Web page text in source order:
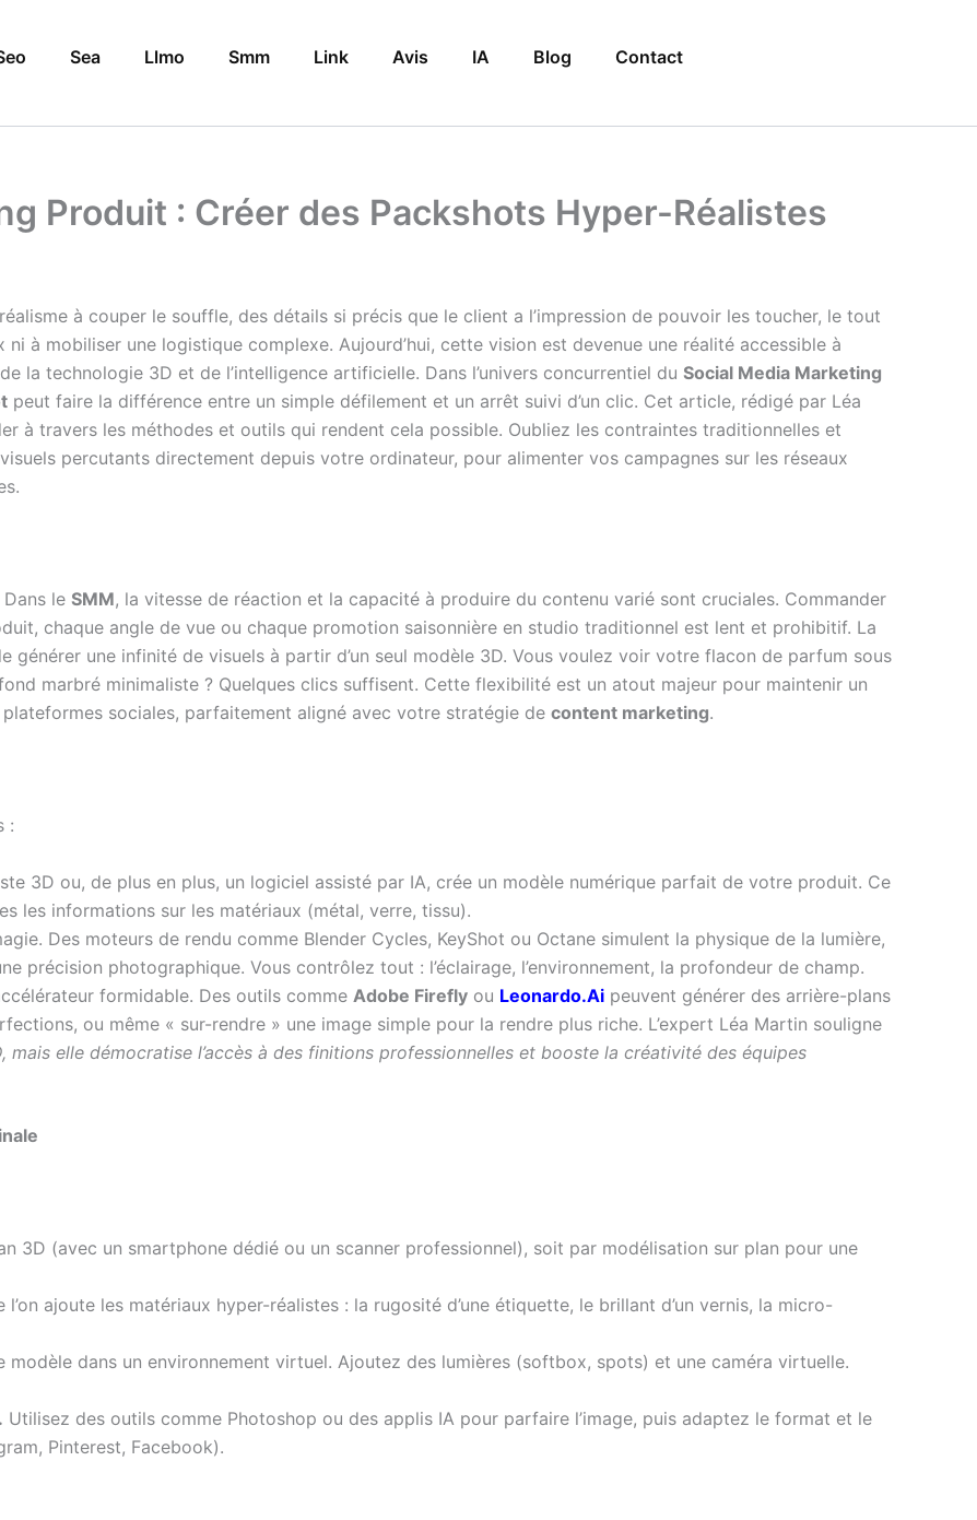
Sea Llmo Smm Link Avis IA Blog Contact
Produit : Créer des Packshots Hyper-Réalistes
à couper le souffle, des détails si précis que le client a l’impression de pouvoir les toucher, le tout
à mobiliser une logistique complexe. Aujourd’hui, cette vision est devenue une réalité accessible à
la technologie 3D et de l’intelligence artificielle. Dans l’univers concurrentiel du Social Media Marketing
peut faire la différence entre un simple défilement et un arrêt suivi d’un clic. Cet article, rédigé par Léa
à travers les méthodes et outils qui rendent cela possible. Oubliez les contraintes traditionnelles et
percutants directement depuis votre ordinateur, pour alimenter vos campagnes sur les réseaux
le SMM, la vitesse de réaction et la capacité à produire du contenu varié sont cruciales. Commander
chaque angle de vue ou chaque promotion saisonnière en studio traditionnel est lent et prohibitif. La
générer une infinité de visuels à partir d’un seul modèle 3D. Vous voulez voir votre flacon de parfum sous
marbré minimaliste ? Quelques clics suffisent. Cette flexibilité est un atout majeur pour maintenir un
sociales, parfaitement aligné avec votre stratégie de content marketing.
:
3D ou, de plus en plus, un logiciel assisté par IA, crée un modèle numérique parfait de votre produit. Ce
les informations sur les matériaux (métal, verre, tissu).
Des moteurs de rendu comme Blender Cycles, KeyShot ou Octane simulent la physique de la lumière,
précision photographique. Vous contrôlez tout : l’éclairage, l’environnement, la profondeur de champ.
formidable. Des outils comme Adobe Firefly ou Leonardo.Ai peuvent générer des arrière-plans
ou même « sur-rendre » une image simple pour la rendre plus riche. L’expert Léa Martin souligne
mais elle démocratise l’accès à des finitions professionnelles et booste la créativité des équipes
3D (avec un smartphone dédié ou un scanner professionnel), soit par modélisation sur plan pour une
l’on ajoute les matériaux hyper-réalistes : la rugosité d’une étiquette, le brillant d’un vernis, la micro-
modèle dans un environnement virtuel. Ajoutez des lumières (softbox, spots) et une caméra virtuelle.
Utilisez des outils comme Photoshop ou des applis IA pour parfaire l’image, puis adaptez le format et le
Pinterest, Facebook).